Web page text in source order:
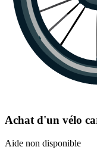
Achat d'un vélo
Aide non disponible